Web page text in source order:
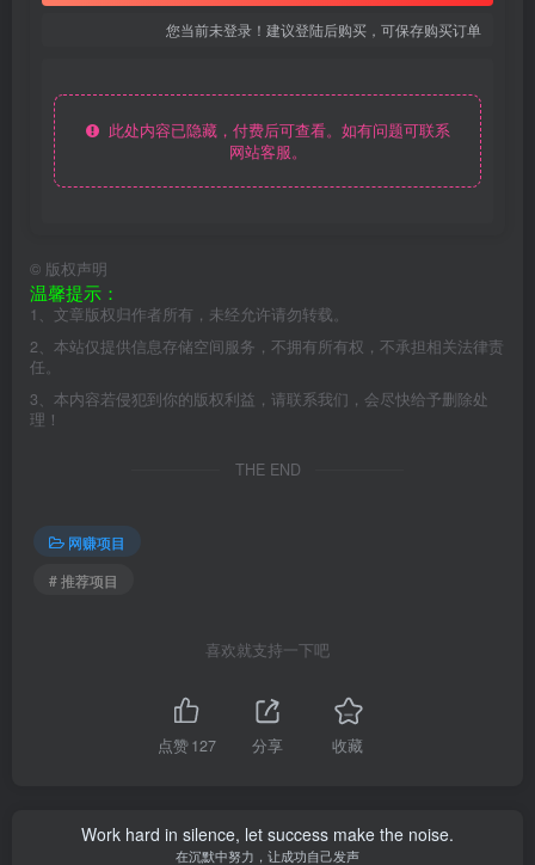
您当前未登录！建议登陆后购买，可保存购买订单
此处内容已隐藏，付费后可查看。如有问题可联系
网站客服。
© 版权声明
温馨提示：
1、文章版权归作者所有，未经允许请勿转载。
2、本站仅提供信息存储空间服务，不拥有所有权，不承担相关法律责
任。
3、本内容若侵犯到你的版权利益，请联系我们，会尽快给予删除处
理！
THE END
网赚项目
# 推荐项目
喜欢就支持一下吧
点赞127 分享 收藏
Work hard in silence, let success make the noise.
在沉默中努力，让成功自己发声